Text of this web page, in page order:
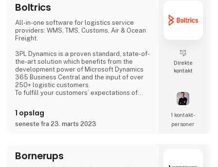
Boltrics
All-in-one software for logistics service
providers: WMS, TMS, Customs, Air & Ocean
Freight.
3PL Dynamics is a proven standard, state-of-
the-art solution which benefits from the
development power of Microsoft Dynamics
365 Business Central and the input of over
250+ logistic customers.
To fulfill your customers’ expectations of
customers due to the limitations of your
current logistics software? Do you struggle
costs? As a l
1 opslag
seneste fra 23. marts 2023
Direkte
kontakt
1 kontakt­
personer
Bornerups